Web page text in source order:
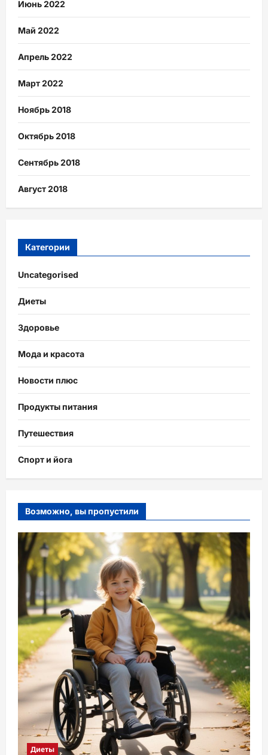
Июнь 2022
Май 2022
Апрель 2022
Март 2022
Ноябрь 2018
Октябрь 2018
Сентябрь 2018
Август 2018
Категории
Uncategorised
Диеты
Здоровье
Мода и красота
Новости плюс
Продукты питания
Путешествия
Спорт и йога
Возможно, вы пропустили
Диеты